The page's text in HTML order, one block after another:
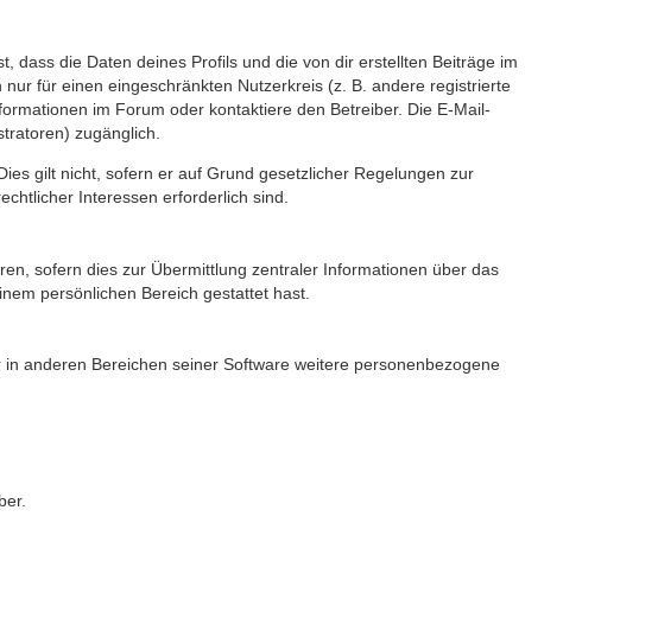
dass die Daten deines Profils und die von dir erstellten Beiträge im
für einen eingeschränkten Nutzerkreis (z. B. andere registrierte
im Forum oder kontaktiere den Betreiber. Die E-Mail-
zugänglich.
gilt nicht, sofern er auf Grund gesetzlicher Regelungen zur
Interessen erforderlich sind.
sofern dies zur Übermittlung zentraler Informationen über das
persönlichen Bereich gestattet hast.
anderen Bereichen seiner Software weitere personenbezogene